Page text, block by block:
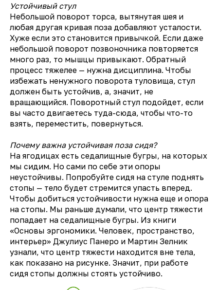
Устойчивый стул
Небольшой поворот торса, вытянутая шея и
любая другая кривая поза добавляют усталости.
Хуже если это становится привычкой. Если даже
небольшой поворот позвоночника повторяется
много раз, то мышцы привыкают. Обратный
процесс тяжелее — нужна дисциплина. Чтобы
избежать ненужного поворота туловища, стул
должен быть устойчив, а, значит, не
вращающийся. Поворотный стул подойдет, если
вы часто двигаетесь туда-сюда, чтобы что-то
взять, переместить, повернуться.
Почему важна устойчивая поза сидя?
На ягодицах есть седалищные бугры, на которых
мы сидим. Но сами по себе эти опоры
неустойчивы. Попробуйте сидя на стуле поднять
стопы — тело будет стремится упасть вперед.
Чтобы добиться устойчивости нужна еще и опора
на стопы. Мы раньше думали, что центр тяжести
попадает на седалищные бугры. Из книги
«Основы эргономики. Человек, пространство,
интерьер» Джулиус Панеро и Мартин Зелник
узнали, что центр тяжести находится вне тела,
как показано на рисунке. Значит, при работе
сидя стопы должны стоять устойчиво.